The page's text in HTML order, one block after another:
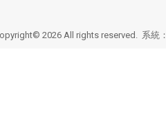
2026 All rights reserved. 系統：